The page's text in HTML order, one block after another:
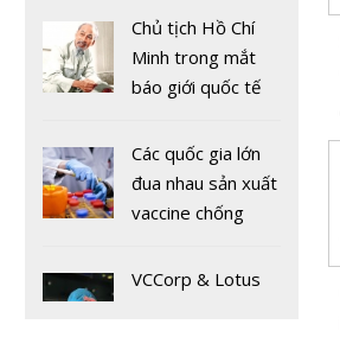
Chủ tịch Hồ Chí
Minh trong mắt
báo giới quốc tế
Các quốc gia lớn
đua nhau sản xuất
vaccine chống
VCCorp & Lotus